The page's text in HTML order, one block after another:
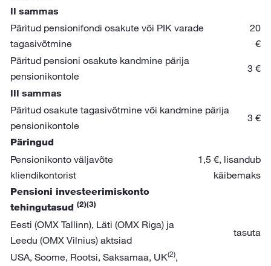
II sammas
Päritud pensionifondi osakute või PIK varade
tagasivõtmine
20
€
Päritud pensioni osakute kandmine pärija
pensionikontole
3 €
III sammas
Päritud osakute tagasivõtmine või kandmine pärija
pensionikontole
3 €
Päringud
Pensionikonto väljavõte
kliendikontorist
1,5 €, lisandub
käibemaks
Pensioni investeerimiskonto
tehingutasud (2)(3)
Eesti (OMX Tallinn), Läti (OMX Riga) ja
Leedu (OMX Vilnius) aktsiad
tasuta
USA, Soome, Rootsi, Saksamaa, UK(2),